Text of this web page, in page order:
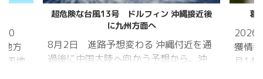
20
方
国地
超危険な台風13号 ドルフィン 沖縄接近後
に九州方面へ
8月2日 進路予想変わる 沖縄付近を通
過後に中国大陸へ向かう予想から、沖
葛
2026
獲情
月14